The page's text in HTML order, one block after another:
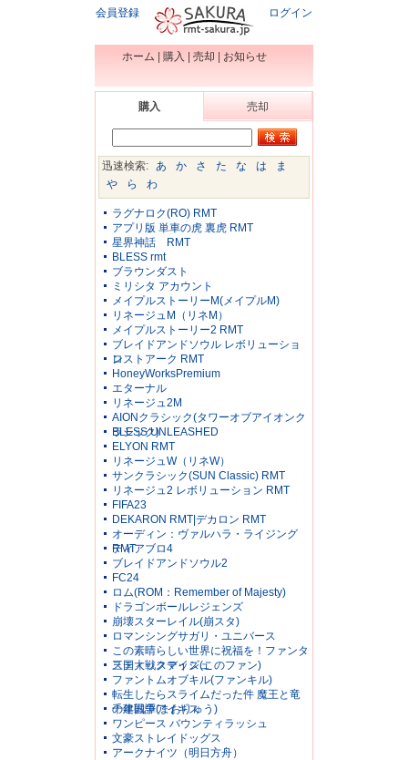
会員登録 ログイン
ホーム 購入 売却 お知らせ
購入 売却
迅速検索: あ か さ た な は
ま
や
ら わ
ラグナロク(RO) RMT
アプリ版 単車の虎 裏虎 RMT
星界神話 RMT
BLESS rmt
ブラウンダスト
ミリシタ アカウント
メイプルストーリーM(メイプルM)
リネージュM（リネM）
メイプルストーリー2 RMT
ブレイドアンドソウル レボリューショ
ン
ロストアーク RMT
HoneyWorksPremium
エターナル
リネージュ2M
AIONクラシック(タワーオブアイオンク
ラシック)
BLESS UNLEASHED
ELYON RMT
リネージュW（リネW）
サンクラシック(SUN Classic) RMT
リネージュ2 レボリューション RMT
FIFA23
DEKARON RMT|デカロン RMT
オーディン：ヴァルハラ・ライジング
RMT
ディアブロ4
ブレイドアンドソウル2
FC24
ロム(ROM：Remember of Majesty)
ドラゴンボールレジェンズ
崩壊スターレイル(崩スタ)
ロマンシングサガリ・ユニバース
この素晴らしい世界に祝福を！ファンタ
スティックデイズ(このファン)
三国大戦スマッシュ
ファントムオブキル(ファンキル)
転生したらスライムだった件 魔王と竜
の建国譚(まおりゅう)
千年戦争アイギス
ワンピース バウンティラッシュ
文豪ストレイドッグス
アークナイツ（明日方舟）